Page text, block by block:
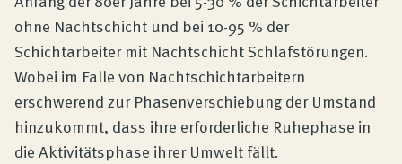
ohne Nachtschicht und bei 10-95 % der
Schichtarbeiter mit Nachtschicht Schlafstörungen.
Wobei im Falle von Nachtschichtarbeitern
erschwerend zur Phasenverschiebung der Umstand
hinzukommt, dass ihre erforderliche Ruhephase in
die Aktivitätsphase ihrer Umwelt fällt.